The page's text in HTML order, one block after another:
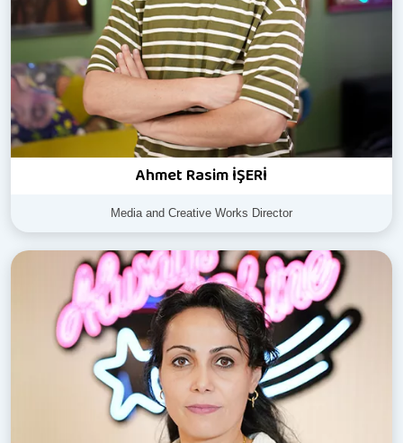
Ahmet Rasim İŞERİ
Media and Creative Works Director